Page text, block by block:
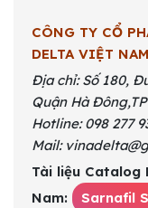
CÔNG TY CỔ
DELTA VIỆT NAM
Địa chỉ: Số 180,
Quận Hà
Hotline: 098 277
Mail:
Tài liệu Catalog
Nam:
Sarnafil